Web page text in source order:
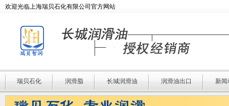
欢迎光临上海瑞贝石化有限公司官方网站
瑞贝石化 润滑脂 长城润滑油 润滑油出口 新闻